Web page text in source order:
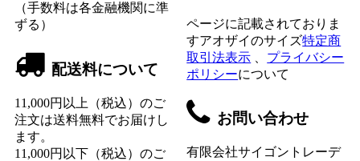
（手数料は各金融機関に準
ずる）
配送料について
11,000円以上（税込）のご
注文は送料無料でお届けし
ます。
11,000円以下（税込）のご
ページに記載されておりま
すアオザイのサイズ特定商
取引法表示
プライバシー
ポリシーについて
お問い合わせ
有限会社サイゴントレーデ